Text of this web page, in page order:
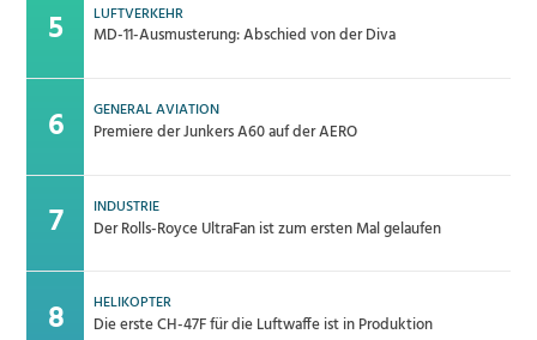
LUFTVERKEHR
MD-11-Ausmusterung: Abschied von der Diva
GENERAL AVIATION
Premiere der Junkers A60 auf der AERO
INDUSTRIE
Der Rolls-Royce UltraFan ist zum ersten Mal gelaufen
HELIKOPTER
Die erste CH-47F für die Luftwaffe ist in Produktion